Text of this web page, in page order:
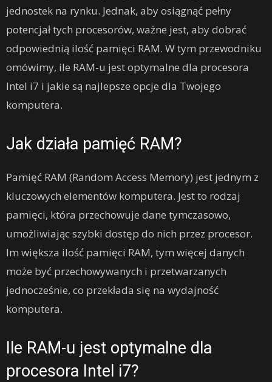
jednostek na rynku. Jednak, aby osiągnąć pełny
potencjał tych procesorów, ważne jest, aby dobrać
odpowiednią ilość pamięci RAM. W tym przewodniku
omówimy, ile RAM-u jest optymalne dla procesora
Intel i7 i jakie są najlepsze opcje dla Twojego
komputera.
Jak działa pamięć RAM?
Pamięć RAM (Random Access Memory) jest jednym z
kluczowych elementów komputera. Jest to rodzaj
pamięci, która przechowuje dane tymczasowo,
umożliwiając szybki dostęp do nich przez procesor.
Im większa ilość pamięci RAM, tym więcej danych
może być przechowywanych i przetwarzanych
jednocześnie, co przekłada się na wydajność
komputera.
Ile RAM-u jest optymalne dla
procesora Intel i7?